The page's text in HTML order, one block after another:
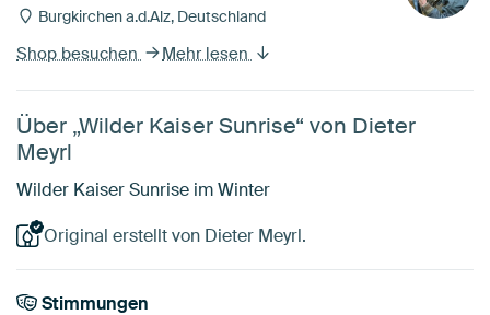
Burgkirchen a.d.Alz, Deutschland
Shop besuchen Mehr lesen
Über „Wilder Kaiser Sunrise“ von Dieter
Meyrl
Wilder Kaiser Sunrise im Winter
Original erstellt von Dieter Meyrl.
Stimmungen